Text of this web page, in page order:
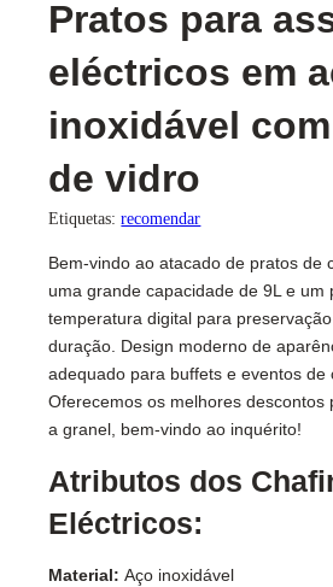
Pratos para
eléctricos em
inoxidável
de vidro
Etiquetas:recomendar
Bem-vindo ao atacado de pratos de
uma grande capacidade de 9L e um
temperatura digital para
duração. Design moderno de
adequado para buffets e eventos de
Oferecemos os melhores descontos
a granel, bem-vindo ao inquérito!
Atributos dos
Eléctricos:
Material:Aço inoxidável